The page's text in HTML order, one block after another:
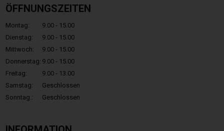
ÖFFNUNGSZEITEN
Montag:
9.00 - 15.00
Dienstag:
9.00 - 15.00
Mittwoch:
9.00 - 15.00
Donnerstag: 9.00 - 15.00
Freitag:
9.00 - 13.00
Samstag:
Geschlossen
Sonntag.:
Geschlossen